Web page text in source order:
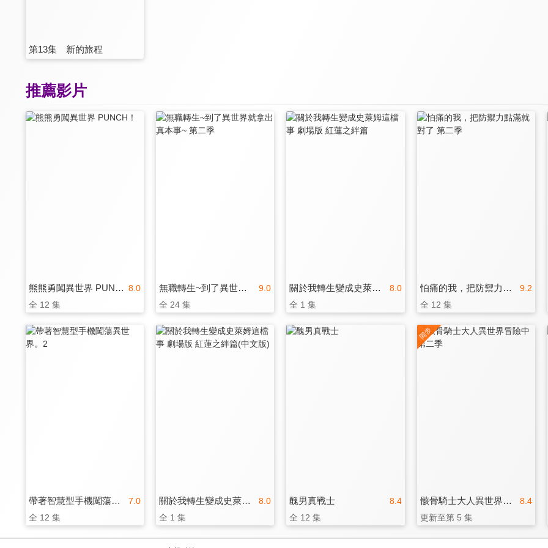
第13集 新的旅程
推薦影片
8.0
熊熊勇闖異世界 PUNCH！
全 12 集
9.0
無職轉生~到了異世界就拿出真本事~ 第二季
全 24 集
8.0
關於我轉生變成史萊姆這檔事 劇場版 紅蓮之絆篇
全 1 集
9.2
怕痛的我，把防禦力點滿就對了 第二季
全 12 集
7.0
帶著智慧型手機闖蕩異世界。2
全 12 集
8.0
關於我轉生變成史萊姆這檔事 劇場版 紅蓮之絆篇(中文版)
全 1 集
8.4
醜男真戰士
全 12 集
8.4
骸骨騎士大人異世界冒險中 第二季
更新至第 5 集